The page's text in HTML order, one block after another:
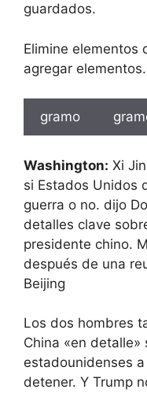
guardados.
Elimine elementos
agregar elementos.
gramo
Washington: Xi
si Estados Unidos
guerra o no. dijo
detalles clave
presidente chino.
después de una
Beijing
Los dos hombres
China «en
estadounidenses
detener. Y Trump